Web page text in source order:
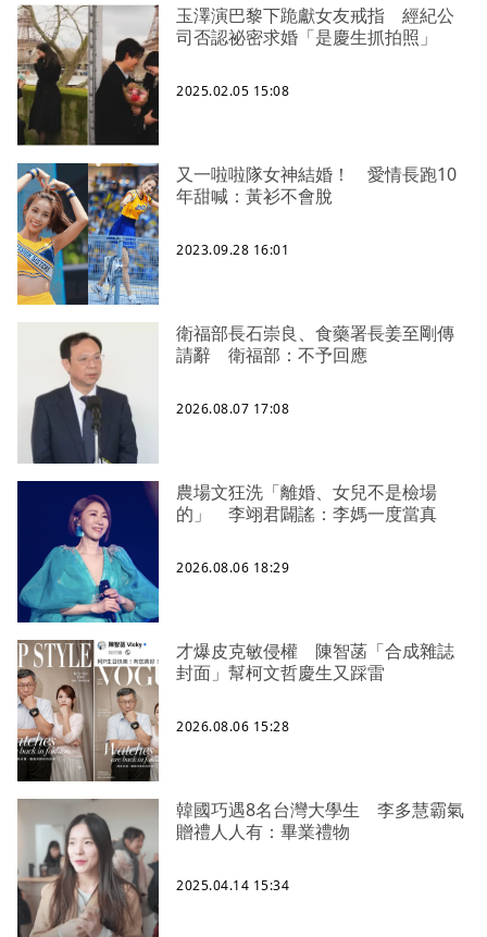
玉澤演巴黎下跪獻女友戒指 經紀公
司否認祕密求婚「是慶生抓拍照」
2025.02.05 15:08
又一啦啦隊女神結婚！ 愛情長跑10
年甜喊：黃衫不會脫
2023.09.28 16:01
衛福部長石崇良、食藥署長姜至剛傳
請辭 衛福部：不予回應
2026.08.07 17:08
農場文狂洗「離婚、女兒不是檢場
的」 李翊君闢謠：李媽一度當真
2026.08.06 18:29
才爆皮克敏侵權 陳智菡「合成雜誌
封面」幫柯文哲慶生又踩雷
2026.08.06 15:28
韓國巧遇8名台灣大學生 李多慧霸氣
贈禮人人有：畢業禮物
2025.04.14 15:34